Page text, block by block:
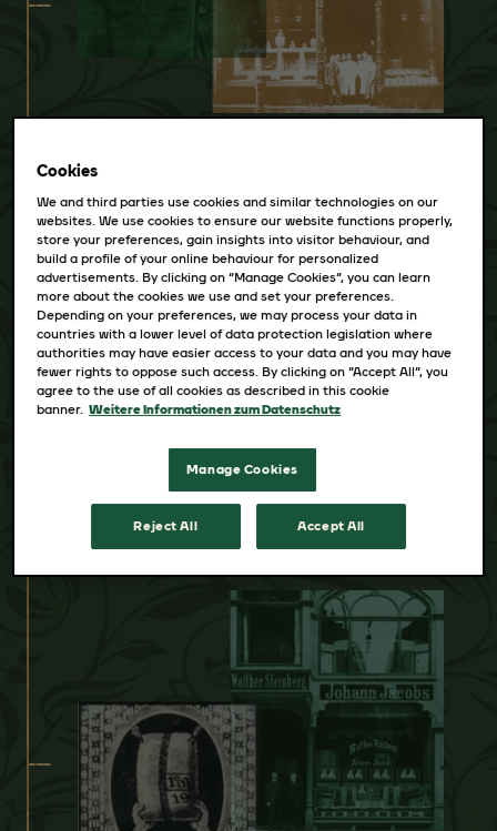
eröffnet sein erstes Geschäft in der
bietet Kaffee, Tee, Schokolade und
Kekse an und hat es sich zur Aufgabe
gemacht, „nur beste, einwandfreie
Ware zu vernünftigen Preisen
anzubieten“.
1907
Cookies
We and third parties use cookies and similar technologies on our
websites. We use cookies to ensure our website functions properly,
store your preferences, gain insights into visitor behaviour, and
build a profile of your online behaviour for personalized
advertisements. By clicking on “Manage Cookies”, you can learn
more about the cookies we use and set your preferences.
Depending on your preferences, we may process your data in
countries with a lower level of data protection legislation where
authorities may have easier access to your data and you may have
fewer rights to oppose such access. By clicking on “Accept All”, you
agree to the use of all cookies as described in this cookie
banner. Weitere Informationen zum Datenschutz
Manage Cookies
Reject All Accept All